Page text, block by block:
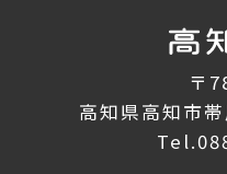
〒
高知県高知市
Tel.